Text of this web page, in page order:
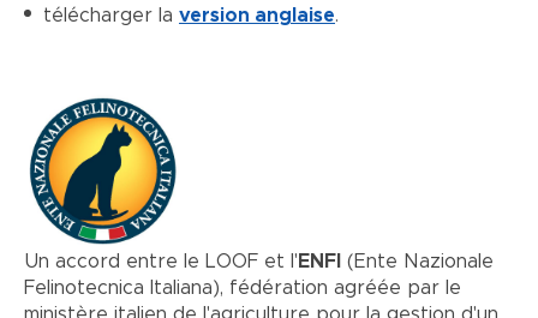
télécharger la version anglaise.
Un accord entre le LOOF et l' ENFI (Ente Nazionale
Felinotecnica Italiana), fédération agréée par le